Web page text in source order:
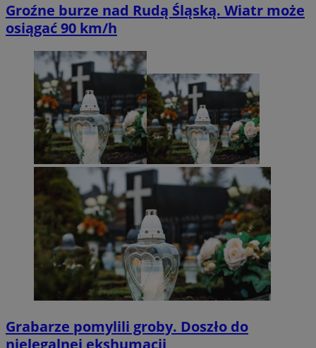
Groźne burze nad Rudą Śląską. Wiatr może
osiągać 90 km/h
Grabarze pomylili groby. Doszło do